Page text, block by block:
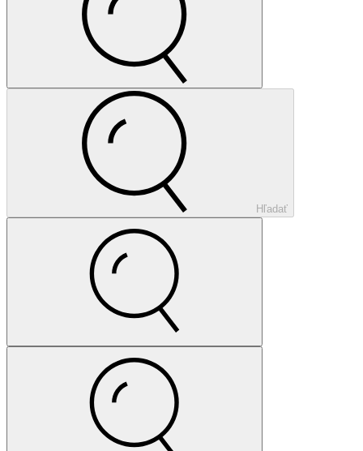
Hľadať